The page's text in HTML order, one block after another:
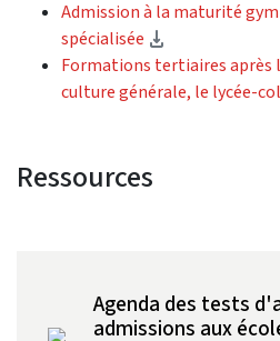
Admission à la maturité
spécialisée
Formations tertiaires après
culture générale, le lycée-
Ressources
Agenda des tests
admissions aux